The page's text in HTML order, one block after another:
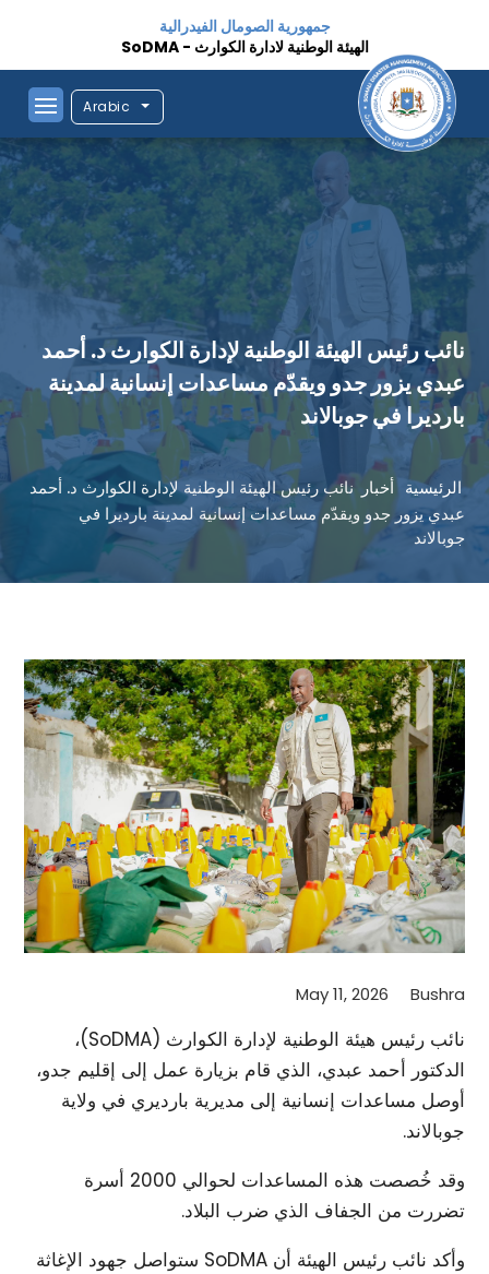
جمهورية الصومال الفيدرالية
الهيئة الوطنية لادارة الكوارث - SoDMA
Arabic
نائب رئيس الهيئة الوطنية لإدارة الكوارث د. أحمد
عبدي يزور جدو ويقدّم مساعدات إنسانية لمدينة
بارديرا في جوبالاند
الرئيسية أخبار نائب رئيس الهيئة الوطنية لإدارة الكوارث د. أحمد
عبدي يزور جدو ويقدّم مساعدات إنسانية لمدينة بارديرا في
جوبالاند
Bushra
May 11, 2026
نائب رئيس هيئة الوطنية لإدارة الكوارث (SoDMA)،
الدكتور أحمد عبدي، الذي قام بزيارة عمل إلى إقليم جدو،
أوصل مساعدات إنسانية إلى مديرية بارديري في ولاية
جوبالاند.
وقد خُصصت هذه المساعدات لحوالي 2000 أسرة
تضررت من الجفاف الذي ضرب البلاد.
وأكد نائب رئيس الهيئة أن SoDMA ستواصل جهود الإغاثة